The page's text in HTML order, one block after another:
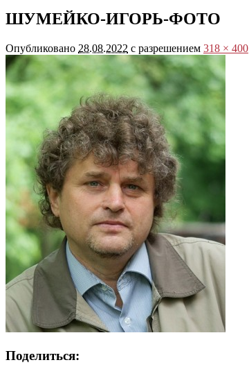
ШУМЕЙКО-ИГОРЬ-ФОТО
Опубликовано 28.08.2022 с разрешением 318 × 400
Поделиться: